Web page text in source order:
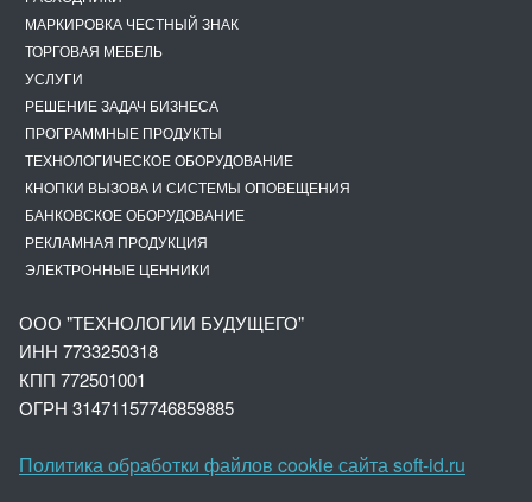
МАРКИРОВКА ЧЕСТНЫЙ ЗНАК
ТОРГОВАЯ МЕБЕЛЬ
УСЛУГИ
РЕШЕНИЕ ЗАДАЧ БИЗНЕСА
ПРОГРАММНЫЕ ПРОДУКТЫ
ТЕХНОЛОГИЧЕСКОЕ ОБОРУДОВАНИЕ
КНОПКИ ВЫЗОВА И СИСТЕМЫ ОПОВЕЩЕНИЯ
БАНКОВСКОЕ ОБОРУДОВАНИЕ
РЕКЛАМНАЯ ПРОДУКЦИЯ
ЭЛЕКТРОННЫЕ ЦЕННИКИ
ООО "ТЕХНОЛОГИИ БУДУЩЕГО"
ИНН 7733250318
КПП 772501001
ОГРН 31471157746859885
Политика обработки файлов cookie сайта soft-id.ru